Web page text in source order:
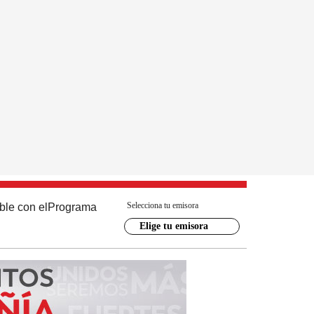
con el Programa Selecciona tu emisora
Elige tu emisora